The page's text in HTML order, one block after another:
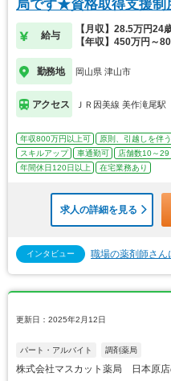
局です★資格取得支援制
給与
【月収】28.5万円24
【年収】450万円～
勤務地 岡山県 津山市
アクセス ＪＲ因美線 美作滝尾駅
年収800万円以上可 原則、引越しを伴う
スキルアップ
車通勤可 店舗数10～29
年間休日120日以上
在宅業務あり
求人の詳細を見る
インタビュー 職場の薬剤師さん
更新日：2025年2月12日
パート・アルバイト 調剤薬局
株式会社マスカット薬局 日本原店